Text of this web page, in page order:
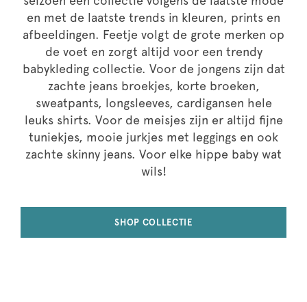
en met de laatste trends in kleuren, prints en
afbeeldingen. Feetje volgt de grote merken op
de voet en zorgt altijd voor een trendy
babykleding collectie. Voor de jongens zijn dat
zachte jeans broekjes, korte broeken,
sweatpants, longsleeves, cardigansen hele
leuks shirts. Voor de meisjes zijn er altijd fijne
tuniekjes, mooie jurkjes met leggings en ook
zachte skinny jeans. Voor elke hippe baby wat
wils!
SHOP COLLECTIE